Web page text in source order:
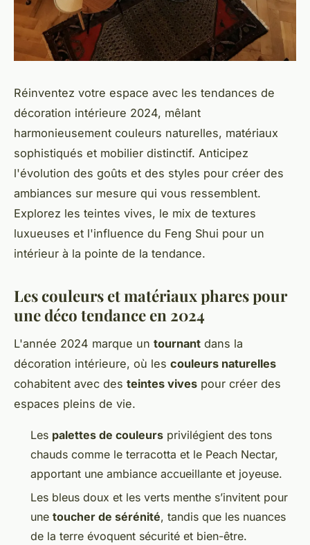
Réinventez votre espace avec les tendances de
décoration intérieure 2024, mêlant
harmonieusement couleurs naturelles, matériaux
sophistiqués et mobilier distinctif. Anticipez
l'évolution des goûts et des styles pour créer des
ambiances sur mesure qui vous ressemblent.
Explorez les teintes vives, le mix de textures
luxueuses et l'influence du Feng Shui pour un
intérieur à la pointe de la tendance.
Les couleurs et matériaux phares pour
une déco tendance en 2024
L'année 2024 marque un tournant dans la
décoration intérieure, où les couleurs naturelles
cohabitent avec des teintes vives pour créer des
espaces pleins de vie.
Les palettes de couleurs privilégient des tons
chauds comme le terracotta et le Peach Nectar,
apportant une ambiance accueillante et joyeuse.
Les bleus doux et les verts menthe s’invitent pour
une toucher de sérénité, tandis que les nuances
de la terre évoquent sécurité et bien-être.